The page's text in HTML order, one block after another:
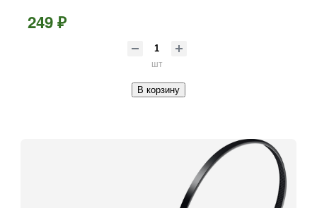
249 ₽
шт
В корзину